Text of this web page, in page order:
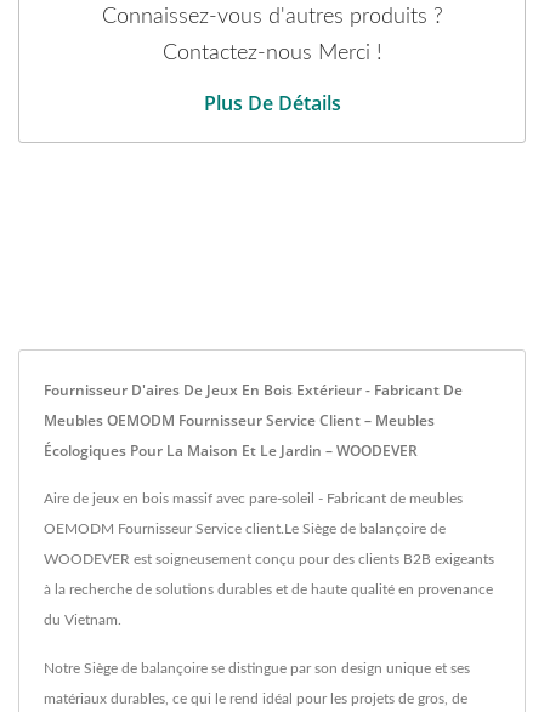
Connaissez-vous d'autres produits ?
Contactez-nous Merci !
Plus De Détails
Fournisseur D'aires De Jeux En Bois Extérieur - Fabricant De
Meubles OEMODM Fournisseur Service Client – Meubles
Écologiques Pour La Maison Et Le Jardin – WOODEVER
Aire de jeux en bois massif avec pare-soleil - Fabricant de meubles
OEMODM Fournisseur Service client.Le Siège de balançoire de
WOODEVER est soigneusement conçu pour des clients B2B exigeants
à la recherche de solutions durables et de haute qualité en provenance
du Vietnam.
Notre Siège de balançoire se distingue par son design unique et ses
matériaux durables, ce qui le rend idéal pour les projets de gros, de